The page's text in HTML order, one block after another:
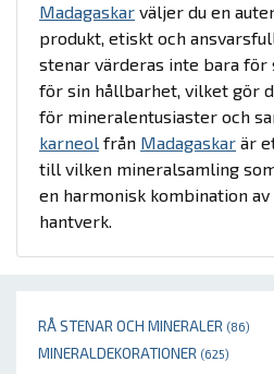
RÅ STENAR OCH MINERALER (86)
MINERALDEKORATIONER (625)
Madagaskar väljer du en
produkt, etiskt och
stenar värderas inte bara för
för sin hållbarhet, vilket gör
för mineralentusiaster och
karneol från Madagaskar är
till vilken mineralsamling
en harmonisk kombination
hantverk.